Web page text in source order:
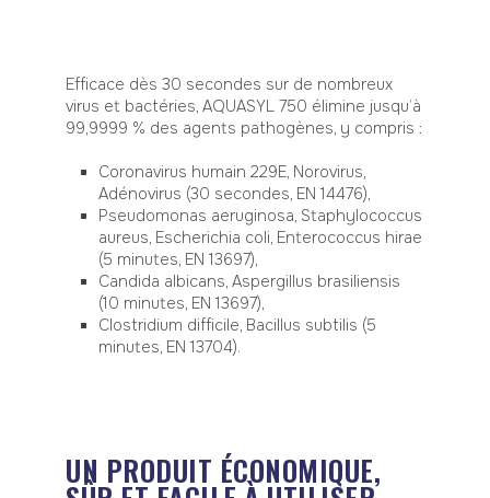
Efficace dès 30 secondes sur de nombreux
virus et bactéries, AQUASYL 750 élimine jusqu’à
99,9999 % des agents pathogènes, y compris :
Coronavirus humain 229E, Norovirus,
Adénovirus (30 secondes, EN 14476),
Pseudomonas aeruginosa, Staphylococcus
aureus, Escherichia coli, Enterococcus hirae
(5 minutes, EN 13697),
Candida albicans, Aspergillus brasiliensis
(10 minutes, EN 13697),
Clostridium difficile, Bacillus subtilis (5
minutes, EN 13704).
UN PRODUIT ÉCONOMIQUE,